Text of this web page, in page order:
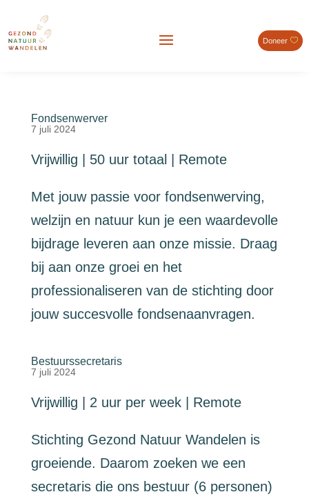
Doneer
Fondsenwerver
7 juli 2024
Vrijwillig | 50 uur totaal | Remote
Met jouw passie voor fondsenwerving,
welzijn en natuur kun je een waardevolle
bijdrage leveren aan onze missie. Draag
bij aan onze groei en het
professionaliseren van de stichting door
jouw succesvolle fondsenaanvragen.
Bestuurssecretaris
7 juli 2024
Vrijwillig | 2 uur per week | Remote
Stichting Gezond Natuur Wandelen is
groeiende. Daarom zoeken we een
secretaris die ons bestuur (6 personen)